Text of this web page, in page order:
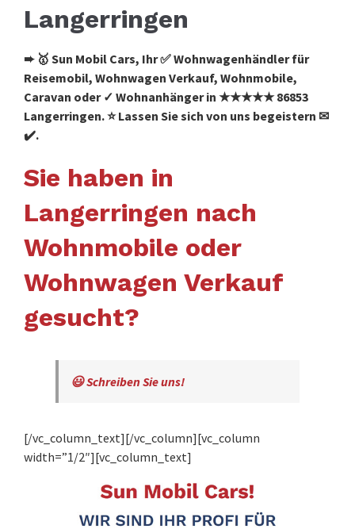
Langerringen
➨ 🥇 Sun Mobil Cars, Ihr ✅ Wohnwagenhändler für
Reisemobil, Wohnwagen Verkauf, Wohnmobile,
Caravan oder ✓ Wohnanhänger in ★★★★★ 86853
Langerringen. ⭐ Lassen Sie sich von uns begeistern ✉
✔️.
Sie haben in
Langerringen nach
Wohnmobile oder
Wohnwagen Verkauf
gesucht?
😃 Schreiben Sie uns!
[/vc_column_text][/vc_column][vc_column
width=”1/2″][vc_column_text]